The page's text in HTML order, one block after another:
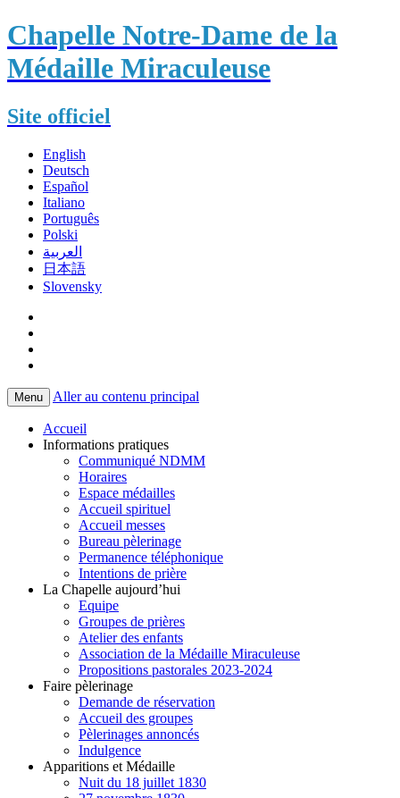
Chapelle Notre-Dame de la
Médaille Miraculeuse
Site officiel
English
Deutsch
Español
Italiano
Português
Polski
العربية
日本語
Slovensky
Menu Aller au contenu principal
Accueil
Informations pratiques
Communiqué NDMM
Horaires
Espace médailles
Accueil spirituel
Accueil messes
Bureau pèlerinage
Permanence téléphonique
Intentions de prière
La Chapelle aujourd’hui
Equipe
Groupes de prières
Atelier des enfants
Association de la Médaille Miraculeuse
Propositions pastorales 2023-2024
Faire pèlerinage
Demande de réservation
Accueil des groupes
Pèlerinages annoncés
Indulgence
Apparitions et Médaille
Nuit du 18 juillet 1830